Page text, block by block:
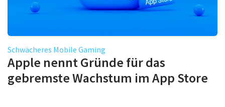
Schwächeres Mobile Gaming
Apple nennt Gründe für das
gebremste Wachstum im App Store